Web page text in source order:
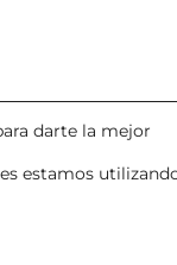
darte la mejor
estamos